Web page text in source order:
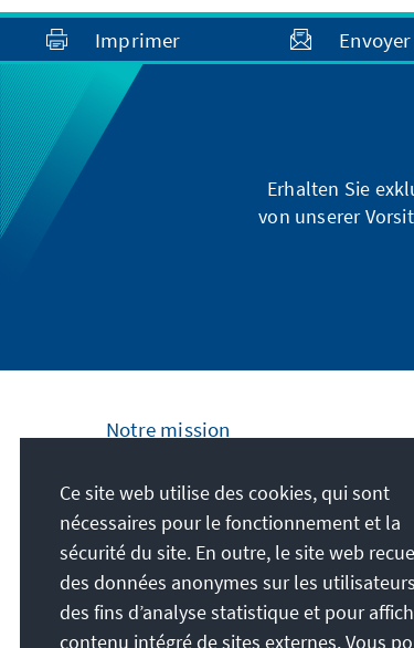
Imprimer
Erhalten Sie
von unserer
Notre mission
La Fondation Konrad Adenauer
plan national et international en
des formations politiques au service
paix, de la liberté et de la justice.
défendons activement les libertés
démocratiques, l'économie sociale
Ce site web utilise des cookies, qui sont
nécessaires pour le fonctionnement et la
sécurité du site. En outre, le site web
des données anonymes sur les
des fins d’analyse statistique et pour
contenu intégré de sites externes. Vous